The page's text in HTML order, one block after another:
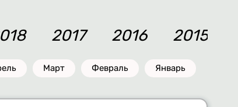
2017 2016 2015
Март Февраль Январь